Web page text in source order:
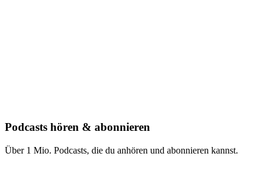
Podcasts hören & abonnieren
Über 1 Mio. Podcasts, die du anhören und abonnieren kannst.